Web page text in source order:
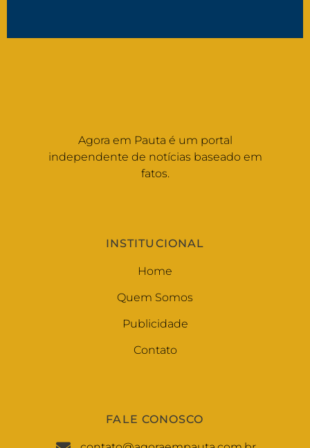
Agora em Pauta é um portal
independente de notícias baseado em
fatos.
INSTITUCIONAL
Home
Quem Somos
Publicidade
Contato
FALE CONOSCO